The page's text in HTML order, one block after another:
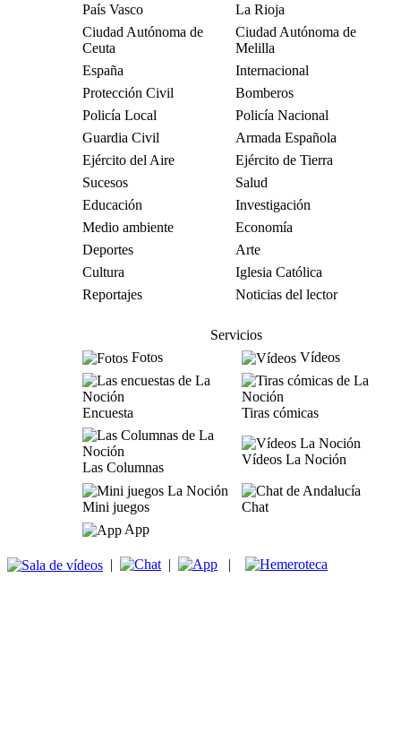
País Vasco
La Rioja
Ciudad Autónoma de
Ceuta
Ciudad Autónoma de
Melilla
España
Internacional
Protección Civil
Bomberos
Policía Local
Policía Nacional
Guardia Civil
Armada Española
Ejército del Aire
Ejército de Tierra
Sucesos
Salud
Educación
Investigación
Medio ambiente
Economía
Deportes
Arte
Cultura
Iglesia Católica
Reportajes
Noticias del lector
Servicios
Fotos
Vídeos
Encuesta Tiras cómicas
Las Columnas
Vídeos La Noción
Mini juegos
Chat
App
| | |